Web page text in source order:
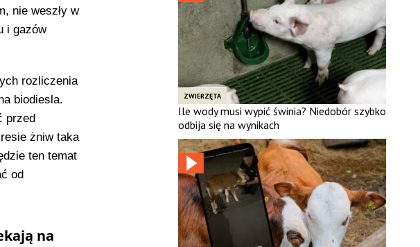
nie weszły w
i gazów
rozliczenia
biodiesla.
przed
żniw taka
ten temat
od
na
ZWIERZĘTA
Ile wody musi wypić świnia? Niedobór szybko
odbija się na wynikach